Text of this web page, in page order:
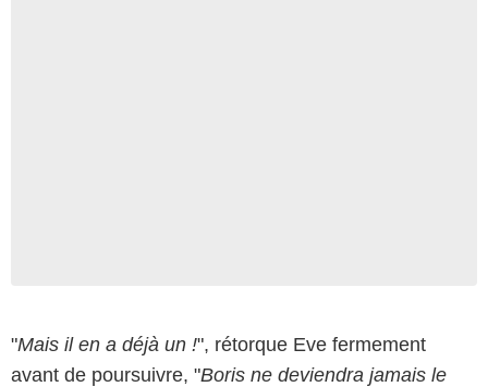
"Mais il en a déjà un !", rétorque Eve fermement
avant de poursuivre, "Boris ne deviendra jamais le